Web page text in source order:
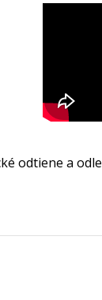
odtiene a